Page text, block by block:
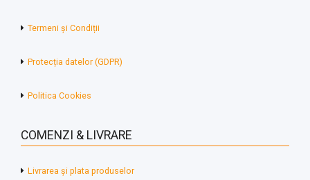
Termeni și Condiții
Protecția datelor (GDPR)
Politica Cookies
COMENZI & LIVRARE
Livrarea și plata produselor